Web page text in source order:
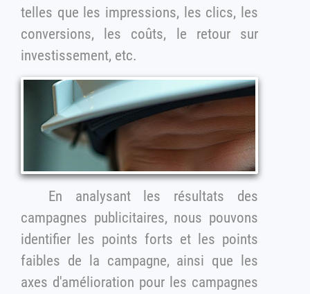
telles que les impressions, les clics, les
conversions, les coûts, le retour sur
investissement, etc.
En analysant les résultats des
campagnes publicitaires, nous pouvons
identifier les points forts et les points
faibles de la campagne, ainsi que les
axes d'amélioration pour les campagnes